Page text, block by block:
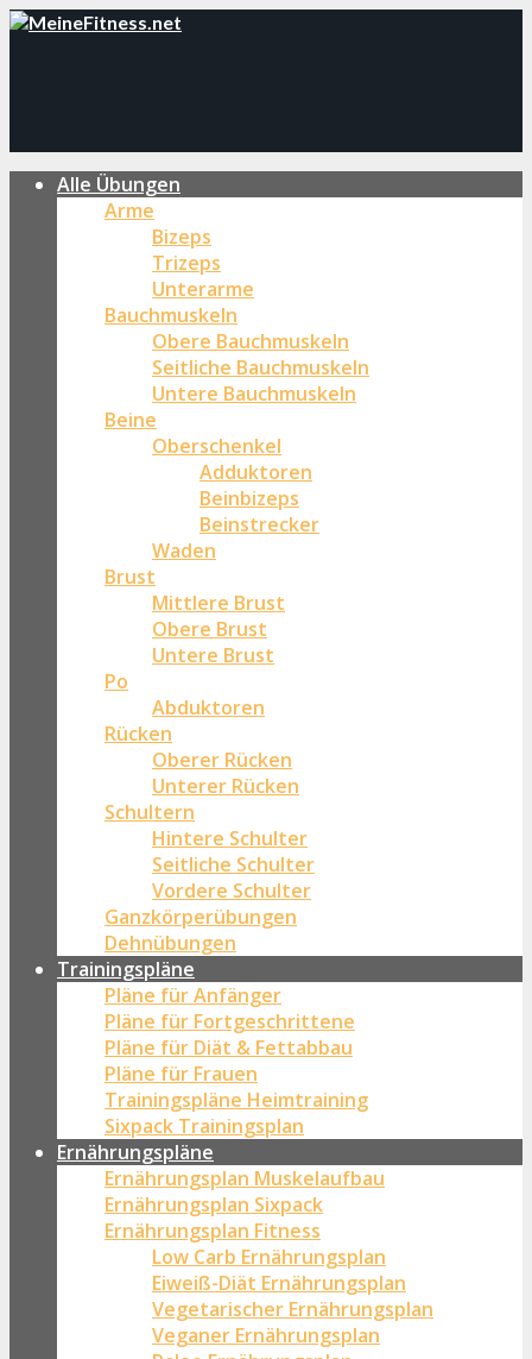
Alle Übungen
Arme
Bizeps
Trizeps
Unterarme
Bauchmuskeln
Obere Bauchmuskeln
Seitliche Bauchmuskeln
Untere Bauchmuskeln
Beine
Oberschenkel
Adduktoren
Beinbizeps
Beinstrecker
Waden
Brust
Mittlere Brust
Obere Brust
Untere Brust
Po
Abduktoren
Rücken
Oberer Rücken
Unterer Rücken
Schultern
Hintere Schulter
Seitliche Schulter
Vordere Schulter
Ganzkörperübungen
Dehnübungen
Trainingspläne
Pläne für Anfänger
Pläne für Fortgeschrittene
Pläne für Diät & Fettabbau
Pläne für Frauen
Trainingspläne Heimtraining
Sixpack Trainingsplan
Ernährungspläne
Ernährungsplan Muskelaufbau
Ernährungsplan Sixpack
Ernährungsplan Fitness
Low Carb Ernährungsplan
Eiweiß-Diät Ernährungsplan
Vegetarischer Ernährungsplan
Veganer Ernährungsplan